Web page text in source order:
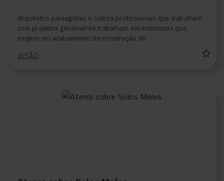
Arquitetos paisagistas e outros profissionais que trabalham
com projetos geralmente trabalham em estruturas que
exigem um acabamento de construção de
VISÃO
star